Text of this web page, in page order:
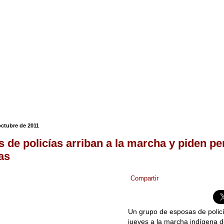
de 2011
de policías arriban a la marcha y piden
Compartir
Un grupo de esposas de
jueves a la marcha indígena